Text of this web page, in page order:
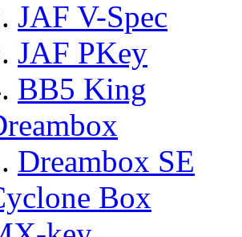
JAF V-Spec
JAF PKey
BB5 King
Dreambox SE
Box